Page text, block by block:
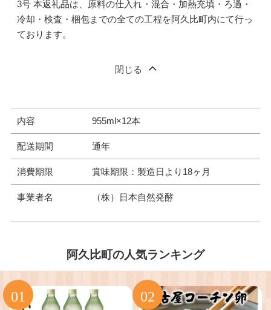
3号 本返礼品は、原料の仕入れ・混合・加熱充填・ろ過・
冷却・検査・梱包までの全ての工程を阿久比町内にて行っ
ております。
閉じる
内容 955ml×12本
配送期間 通年
消費期限 賞味期限：製造日より18ヶ月
事業者名 （株）日本自然発酵
阿久比町の人気ランキング